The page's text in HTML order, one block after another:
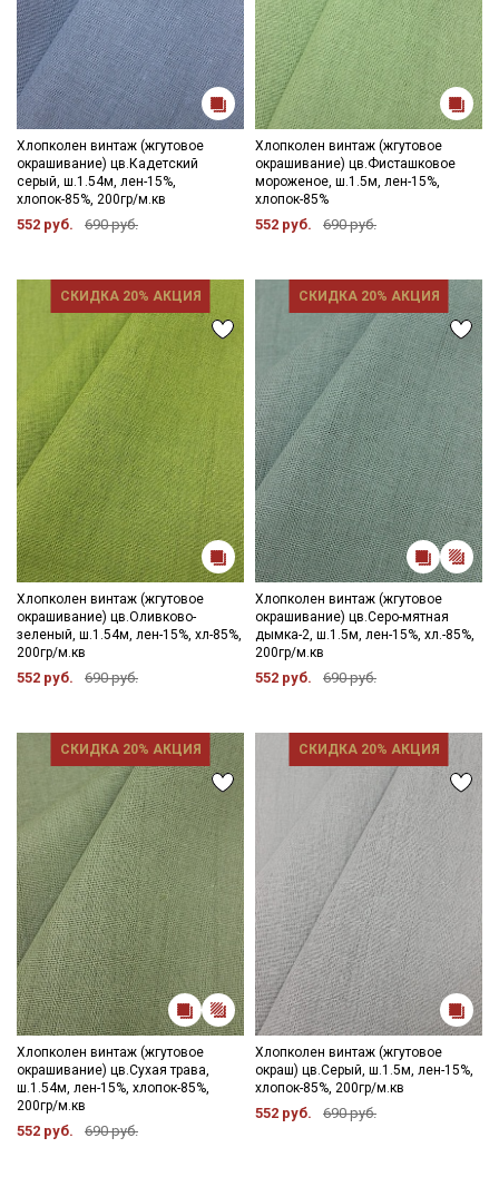
Хлопколен винтаж (жгутовое
окрашивание) цв.Кадетский
серый, ш.1.54м, лен-15%,
хлопок-85%, 200гр/м.кв
552 руб. 690 руб.
Хлопколен винтаж (жгутовое
окрашивание) цв.Фисташковое
мороженое, ш.1.5м, лен-15%,
хлопок-85%
552 руб. 690 руб.
СКИДКА 20% АКЦИЯ
Хлопколен винтаж (жгутовое
окрашивание) цв.Оливково-
зеленый, ш.1.54м, лен-15%, хл-85%,
200гр/м.кв
552 руб. 690 руб.
СКИДКА 20% АКЦИЯ
Хлопколен винтаж (жгутовое
окрашивание) цв.Серо-мятная
дымка-2, ш.1.5м, лен-15%, хл.-85%,
200гр/м.кв
552 руб. 690 руб.
СКИДКА 20% АКЦИЯ
Хлопколен винтаж (жгутовое
окрашивание) цв.Сухая трава,
ш.1.54м, лен-15%, хлопок-85%,
200гр/м.кв
552 руб. 690 руб.
СКИДКА 20% АКЦИЯ
Хлопколен винтаж (жгутовое
окраш) цв.Серый, ш.1.5м, лен-15%,
хлопок-85%, 200гр/м.кв
552 руб. 690 руб.